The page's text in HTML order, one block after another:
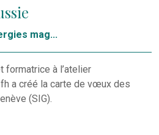
mag...
formatrice à l’atelier
a créé la carte de vœux des
(SIG).